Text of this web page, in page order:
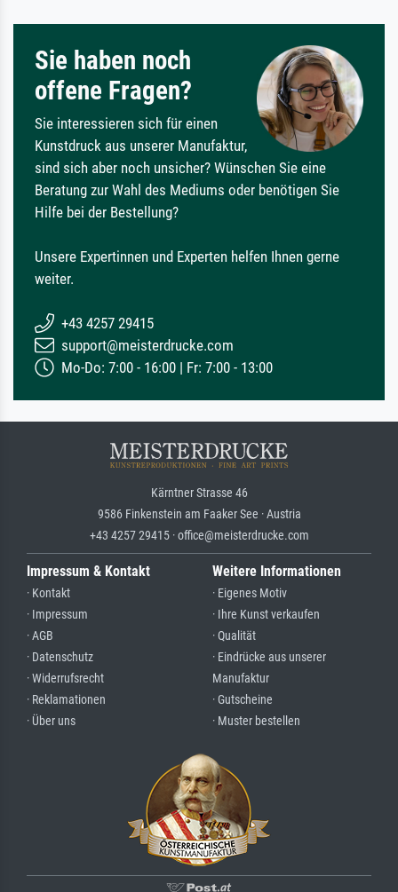
Sie haben noch
offene Fragen?
Sie interessieren sich für einen
Kunstdruck aus unserer Manufaktur,
sind sich aber noch unsicher? Wünschen Sie eine
Beratung zur Wahl des Mediums oder benötigen Sie
Hilfe bei der Bestellung?
Unsere Expertinnen und Experten helfen Ihnen gerne
weiter.
+43 4257 29415
support@meisterdrucke.com
Mo-Do: 7:00 - 16:00 | Fr: 7:00 - 13:00
Kärntner Strasse 46
9586 Finkenstein am Faaker See · Austria
+43 4257 29415 · office@meisterdrucke.com
Impressum & Kontakt
· Kontakt
· Impressum
· AGB
· Datenschutz
· Widerrufsrecht
· Reklamationen
· Über uns
Weitere Informationen
· Eigenes Motiv
· Ihre Kunst verkaufen
· Qualität
· Eindrücke aus unserer
Manufaktur
· Gutscheine
· Muster bestellen